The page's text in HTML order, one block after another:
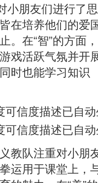
小朋友们进行了
在培养他们的爱
。在“智”的方面
戏活跃气氛并开
时也能学习知识
教队注重对小朋
运用于课堂上，